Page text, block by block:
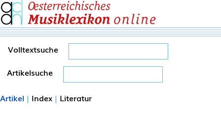
Volltextsuche
Artikelsuche
Artikel | Index | Literatur